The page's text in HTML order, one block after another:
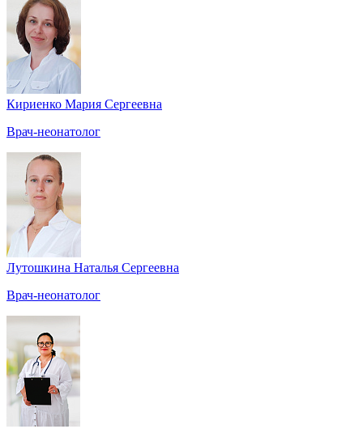
Кириенко Мария Сергеевна
Врач-неонатолог
Лутошкина Наталья Сергеевна
Врач-неонатолог